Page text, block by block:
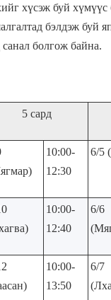
хүсэж буй
бэлдэж буй
санал болгож байна.
5 сард
10:00-
12:30
6/5
10:00-
12:40
6/6
10:00-
13:50
6/7